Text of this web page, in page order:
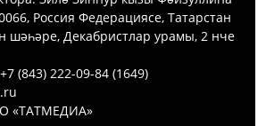
Россия Федерациясе, Татарстан
шәһәре, Декабристлар урамы, 2 нче
(843) 222-09-84 (1649)
«ТАТМЕДИА»